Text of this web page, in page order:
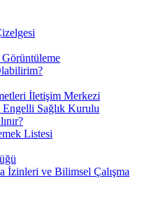
İletişim Merkezi
Sağlık Kurulu
Listesi
İzinleri ve Bilimsel Çalışma